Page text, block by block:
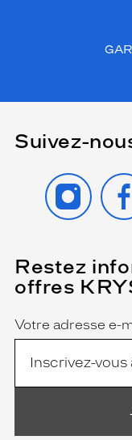
Suivez-
Restez
offres
Name
Votre adresse e-
(Ce
champ
est
obligatoire)